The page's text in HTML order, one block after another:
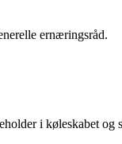
ernæringsråd.
i køleskabet og